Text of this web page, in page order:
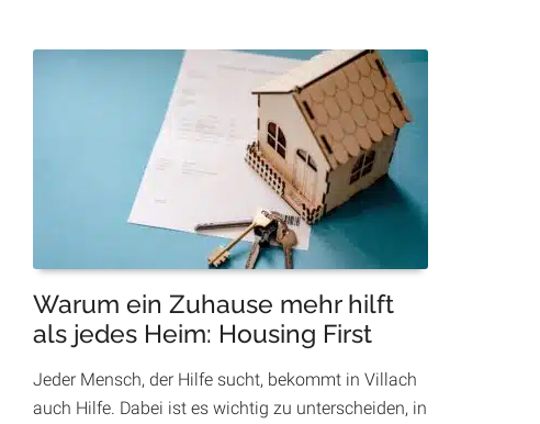
die
SPÖ,
jetzt
alle?
Warum
Eisaktionen
in
Villach
plötzlich
Trend
liegen
Warum ein Zuhause mehr hilft
als jedes Heim: Housing First
Jeder Mensch, der Hilfe sucht, bekommt in Villach
auch Hilfe. Dabei ist es wichtig zu unterscheiden, in